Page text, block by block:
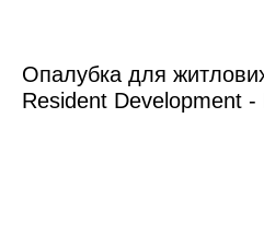
Опалубка для
Resident Development